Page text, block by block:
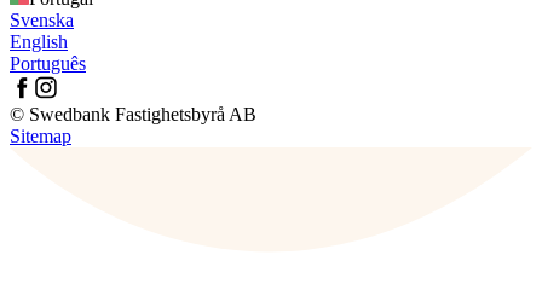
Svenska
English
Português
© Swedbank Fastighetsbyrå AB
Sitemap